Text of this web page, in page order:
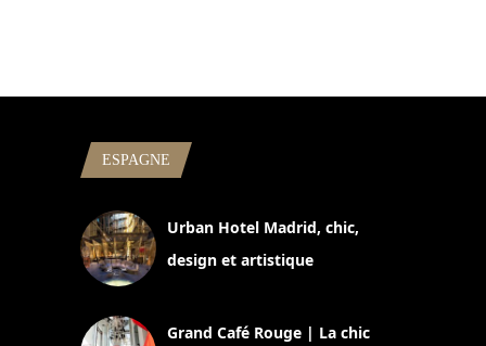
ESPAGNE
Urban Hotel Madrid, chic,
design et artistique
Grand Café Rouge | La chic